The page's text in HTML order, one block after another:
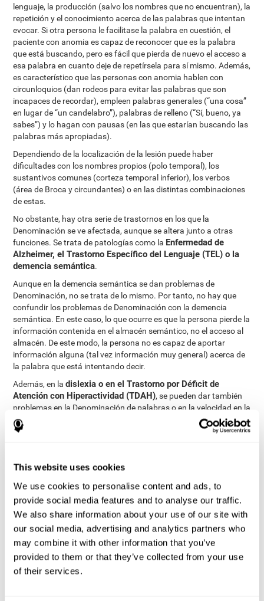
This website uses cookies
We use cookies to personalise content and ads, to
provide social media features and to analyse our traffic.
We also share information about your use of our site with
our social media, advertising and analytics partners who
may combine it with other information that you’ve
provided to them or that they’ve collected from your use
of their services.
lenguaje, la producción (salvo los nombres que no encuentran), la
repetición y el conocimiento acerca de las palabras que intentan
evocar. Si otra persona le facilitase la palabra en cuestión, el
paciente con anomia es capaz de reconocer que es la palabra
que está buscando, pero es fácil que pierda de nuevo el acceso a
esa palabra en cuanto deje de repetírsela para sí mismo. Además,
es característico que las personas con anomia hablen con
circunloquios (dan rodeos para evitar las palabras que son
incapaces de recordar), empleen palabras generales (“una cosa”
en lugar de “un candelabro”), palabras de relleno (“Sí, bueno, ya
sabes”) y lo hagan con pausas (en las que estarían buscando las
palabras más apropiadas).
Dependiendo de la localización de la lesión puede haber
dificultades con los nombres propios (polo temporal), los
sustantivos comunes (corteza temporal inferior), los verbos
(área de Broca y circundantes) o en las distintas combinaciones
de estas.
No obstante, hay otra serie de trastornos en los que la
Denominación se ve afectada, aunque se altera junto a otras
funciones. Se trata de patologías como la Enfermedad de
Alzheimer, el Trastorno Específico del Lenguaje (TEL) o la
demencia semántica.
Aunque en la demencia semántica se dan problemas de
Denominación, no se trata de lo mismo. Por tanto, no hay que
confundir los problemas de Denominación con la demencia
semántica. En este caso, lo que ocurre es que la persona pierde la
información contenida en el almacén semántico, no el acceso al
almacén. De este modo, la persona no es capaz de aportar
información alguna (tal vez información muy general) acerca de
la palabra que está intentando decir.
Además, en ladislexia o en el Trastorno por Déficit de
Atención con Hiperactividad (TDAH), se pueden dar también
problemas en la Denominación de palabras o en la velocidad en la
que se lleva a cabo esta tarea.
capacidad de denominación?
La denominación resulta crítica para la comunicación y
aprendizaje. Es clave en la eficiencia y en la comprensión del
lenguaje. En cualquier situación en la que necesitemos referirnos
a algo, vamos a emplear la denominación.
A través de una evaluación neuropsicológica completase puede
valorar de una manera eficaz y fiable un largo rango de funciones
cognitivas, entre ellas, la capacidad de denominación. En